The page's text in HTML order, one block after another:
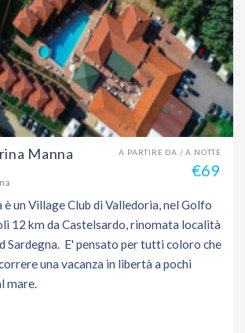
A PARTIRE DA / A NOTTE
€69
Manna
un Village Club di Valledoria, nel Golfo
12 km da Castelsardo, rinomata località
Sardegna. E' pensato per tutti coloro che
una vacanza in libertà a pochi
mare.